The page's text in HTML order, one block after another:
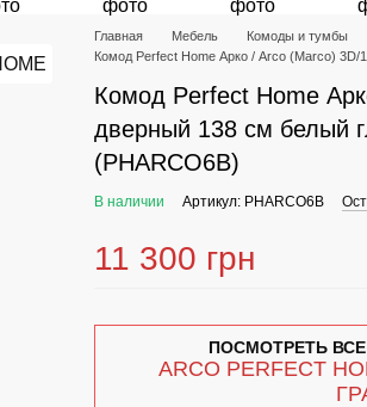
Главная Мебель Комоды и тумбы
Комод Perfect Home Арко / Arco (Marco) 3D/
Комод Perfect Home
дверный 138 см белый
(PHARCO6B)
В наличии Артикул: PHARCO6B
11 300 грн
ПОСМОТРЕТЬ
ARCO PERFECT